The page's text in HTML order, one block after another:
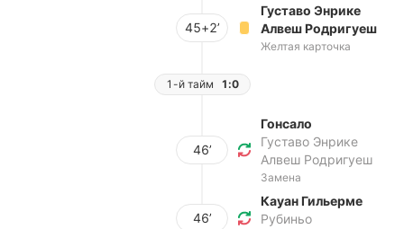
45+2’
Густаво Энрике
Алвеш Родригуеш
Желтая карточка
1-й тайм 1:0
46’
Гонсало
Густаво Энрике
Алвеш Родригуеш
Замена
46’
Кауан Гильерме
Рубиньо